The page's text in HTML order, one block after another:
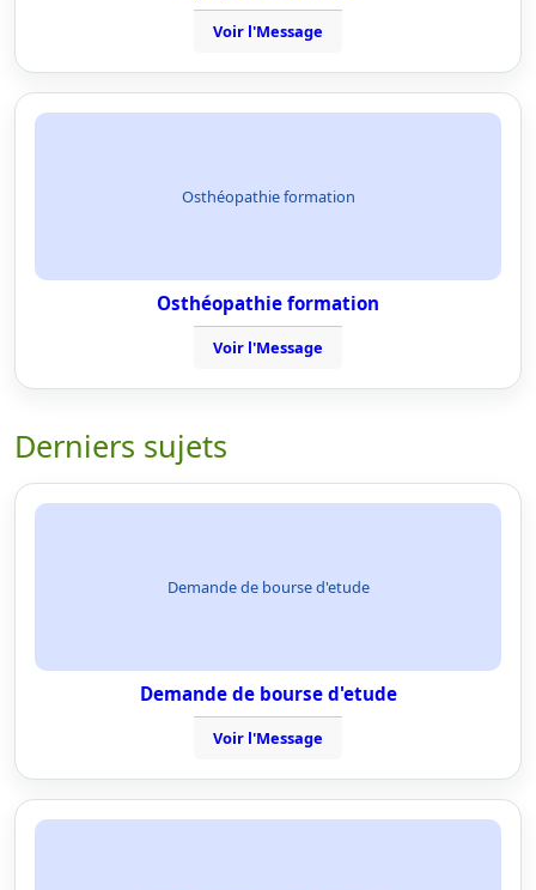
Voir l'Message
Osthéopathie formation
Osthéopathie formation
Voir l'Message
Derniers sujets
Demande de bourse d'etude
Demande de bourse d'etude
Voir l'Message